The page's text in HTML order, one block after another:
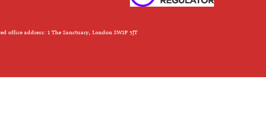
office address: 1 The Sanctuary, London SW1P 3JT